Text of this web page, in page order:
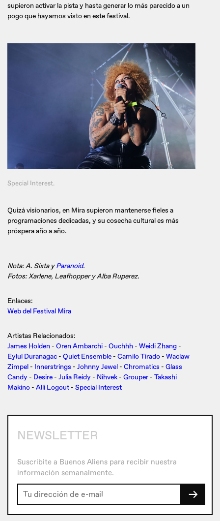
supieron activar la pista y hasta generar lo más parecido a un
pogo que hayamos visto en este festival.
Special Interest.
Quizá visionarios, en Mira supieron mantenerse fieles a
programaciones dedicadas, y su cosecha cultural es más
próspera año a año.
Nota: A. Sixta yParanoid.
Fotos: Xarlene, Leafhopper y Alba Ruperez.
Enlaces:
Web del Festival Mira
Artistas Relacionados:
James Holden - Oren Ambarchi - Ouchhh - Weidi Zhang -
Eylul Duranagac - Quiet Ensemble - Camilo Tirado - Waclaw
Zimpel - Innerstrings - Johnny Jewel - Chromatics - Glass
Candy - Desire - Julia Reidy - Nihvek - Grouper - Takashi
Makino - Alli Logout - Special Interest
NEWSLETTER
Suscribite a Buenos Aliens para recibir nuestra
información semanalmente.
→